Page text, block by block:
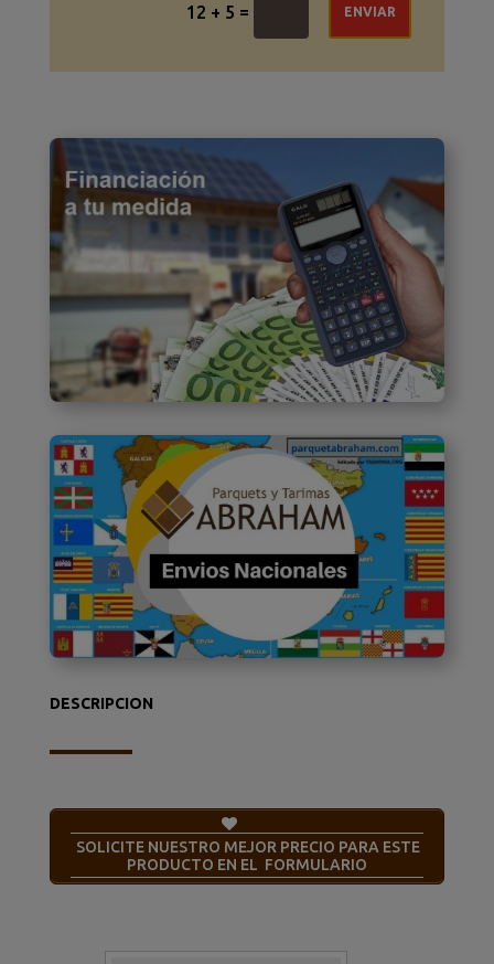
12 + 5 = ENVIAR
DESCRIPCION
SOLICITE NUESTRO MEJOR PRECIO PARA ESTE
PRODUCTO EN EL FORMULARIO